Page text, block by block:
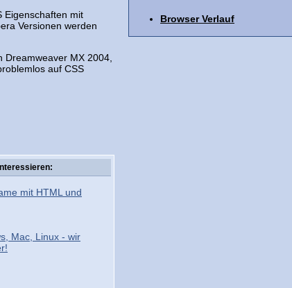
Eigenschaften mit
Versionen werden
MX 2004,
auf CSS
mit HTML und
Mac, Linux - wir
Browser Verlauf